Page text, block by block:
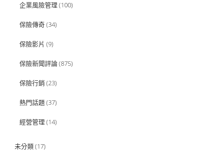
企業風險管理 (100)
保險傳奇(34)
保險影片 (9)
保險新聞評論(875)
保險行銷 (23)
熱門話題(37)
經營管理 (14)
未分類(17)